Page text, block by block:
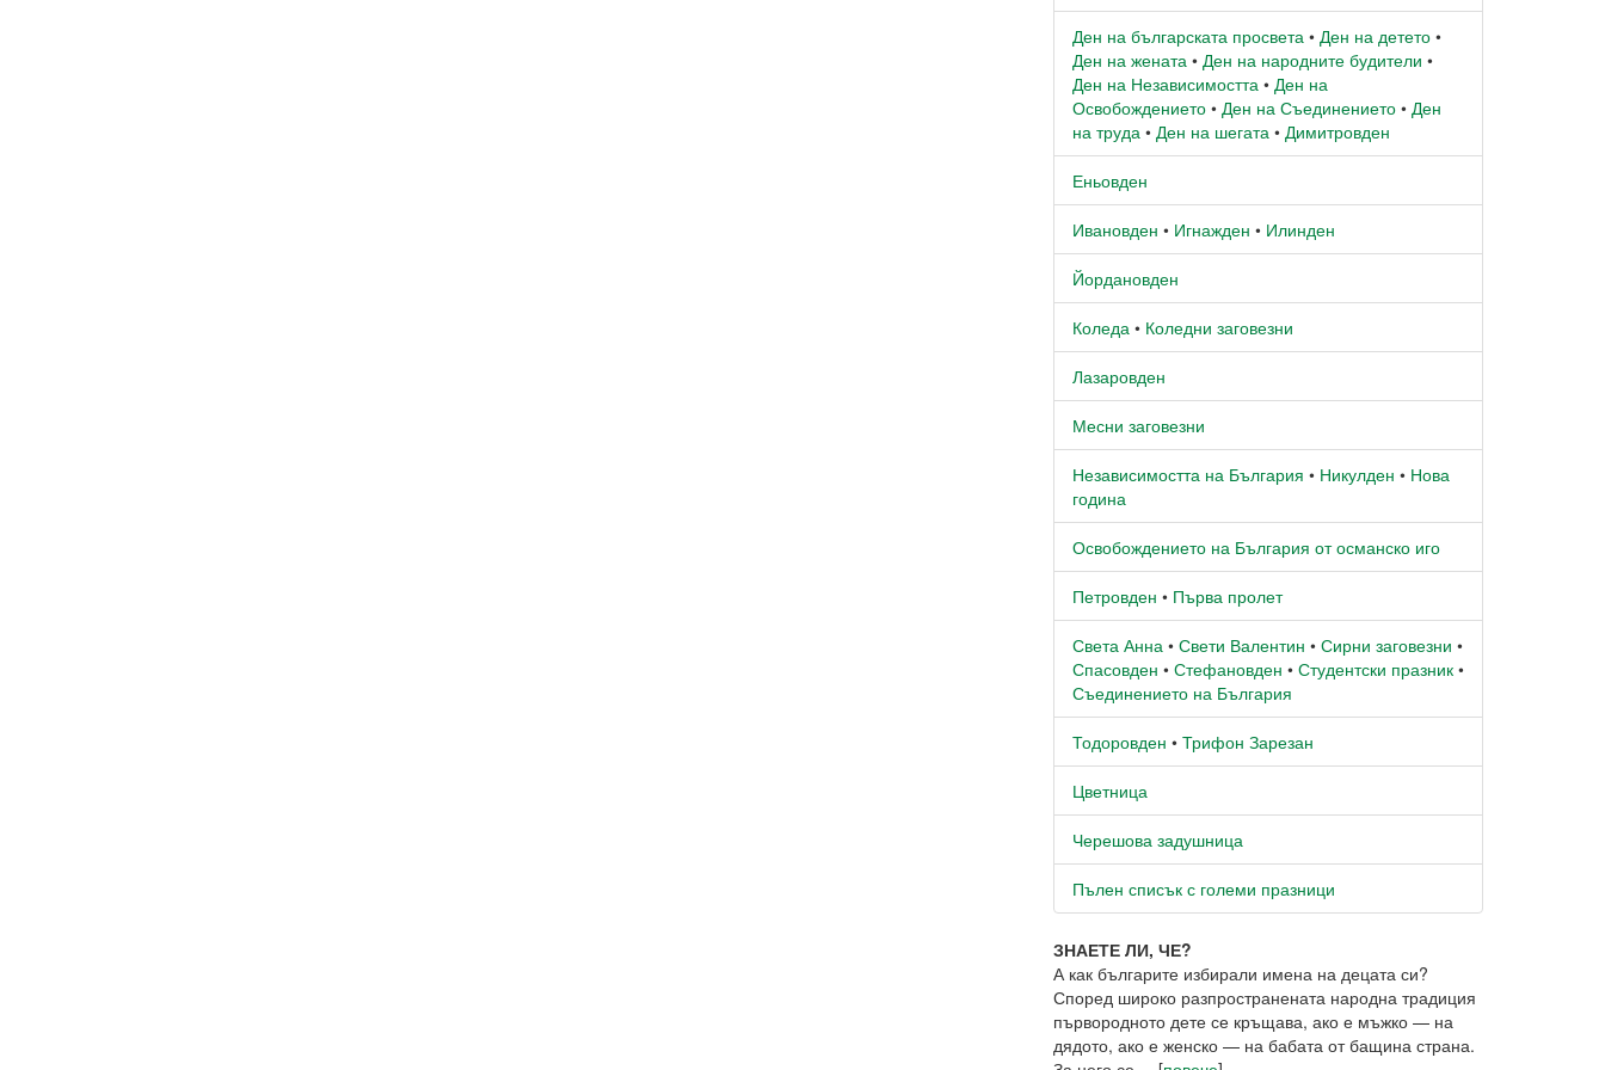
Ден на българската просвета • Ден на детето •
Ден на жената • Ден на народните будители •
Ден на Независимостта • Ден на
Освобождението • Ден на Съединението • Ден
на труда • Ден на шегата • Димитровден
Еньовден
Ивановден • Игнажден • Илинден
Йордановден
Коледа • Коледни заговезни
Лазаровден
Месни заговезни
Независимостта на България • Никулден • Нова
година
Освобождението на България от османско иго
Петровден • Първа пролет
Света Анна • Свети Валентин • Сирни заговезни •
Спасовден • Стефановден • Студентски празник •
Съединението на България
Тодоровден • Трифон Зарезан
Цветница
Черешова задушница
Пълен списък с големи празници
ЗНАЕТЕ ЛИ, ЧЕ?
А как българите избирали имена на децата си?
Според широко разпространената народна традиция
първородното дете се кръщава, ако е мъжко — на
дядото, ако е женско — на бабата от бащина страна.